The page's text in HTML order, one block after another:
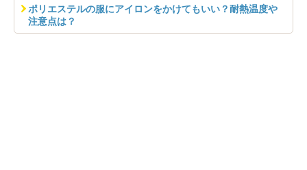
ポリエステルの服にアイロンをかけてもいい？耐熱温度や
注意点は？